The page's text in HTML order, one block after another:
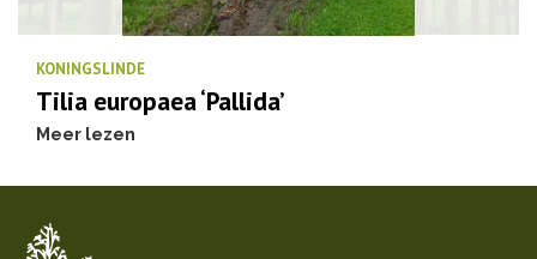
KONINGSLINDE
Tilia europaea ‘Pallida’
Meer lezen